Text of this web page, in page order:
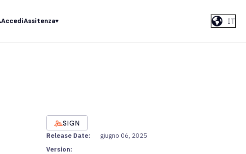
AccediAssitenza IT
SIGN
Release Date:
giugno 06, 2025
Version: